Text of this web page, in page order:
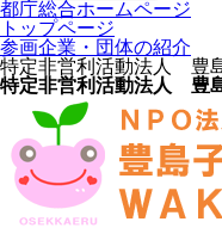
都庁総合ホームページ
トップページ
参画企業・団体の紹介
特定非営利活動法人 豊
特定非営利活動法人 豊